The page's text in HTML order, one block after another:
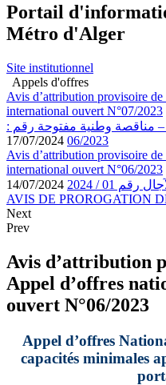
Portail
Métro d'Alger
Site institutionnel
Appels d'offres
Avis d’attribution provisoire
international ouvert N°07/2023
مناقصة وطنية مفتوحة رقم :
06/2023
17/07/2024
Avis d’attribution provisoire
international ouvert N°06/2023
01 / 2024
14/07/2024
AVIS DE PROROGATION
Next
Prev
Avis d’attribution
Appel d’offres
ouvert N°06/2023
Appel d’offres
capacités minimales